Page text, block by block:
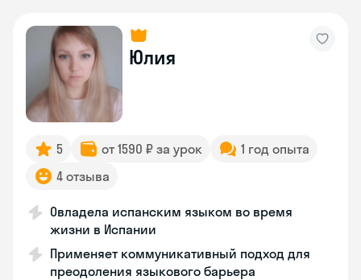
Юлия
5 от 1590 ₽ за урок
1 год опыта
4 отзыва
Овладела испанским языком во время
жизни в Испании
Применяет коммуникативный подход для
преодоления языкового барьера